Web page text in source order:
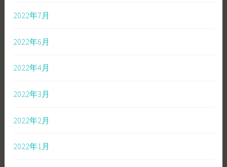
2022年7月
2022年6月
2022年4月
2022年3月
2022年2月
2022年1月